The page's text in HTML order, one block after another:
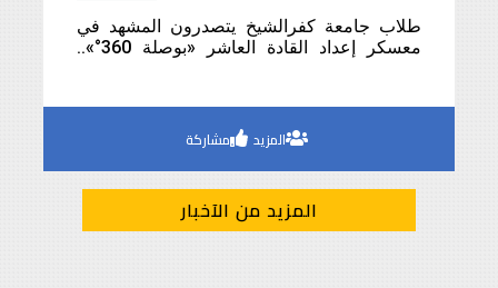
طلاب جامعة كفرالشيخ يتصدرون المشهد في
معسكر إعداد القادة العاشر «بوصلة 360°»..
المزيد مشاركة
المزيد من الآخبار